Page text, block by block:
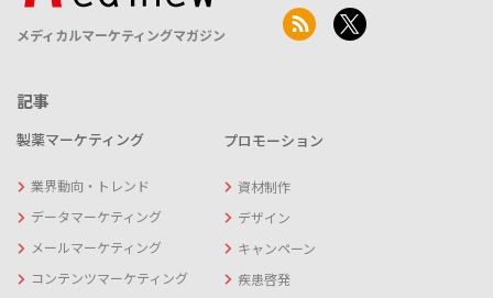
メディカルマーケティングマガジン
記事
製薬マーケティング
業界動向・トレンド
データマーケティング
メールマーケティング
コンテンツマーケティング
プロモーション
資材制作
デザイン
キャンペーン
疾患啓発